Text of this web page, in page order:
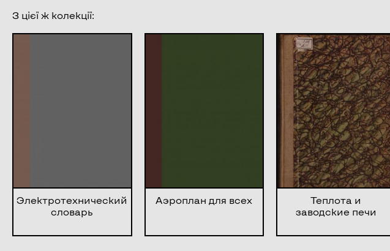
З цієї ж колекції:
Электротехнический
словарь
Аэроплан для всех
Теплота и
заводские печи